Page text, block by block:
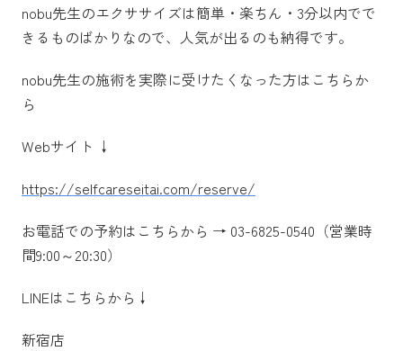
nobu先生のエクササイズは簡単・楽ちん・3分以内でで
きるものばかりなので、人気が出るのも納得です。
nobu先生の施術を実際に受けたくなった方はこちらか
ら
Webサイト ↓
https://selfcareseitai.com/reserve/
お電話での予約はこちらから → 03-6825-0540（営業時
間9:00～20:30）
LINEはこちらから↓
新宿店